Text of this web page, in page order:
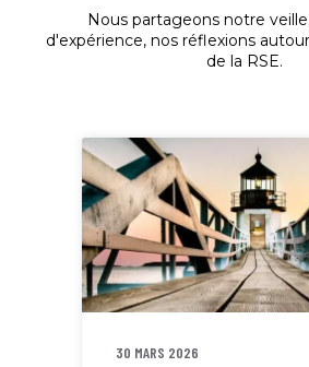
Nous partageons notre
d'expérience, nos réflexions
de la RSE.
30 MARS 2026